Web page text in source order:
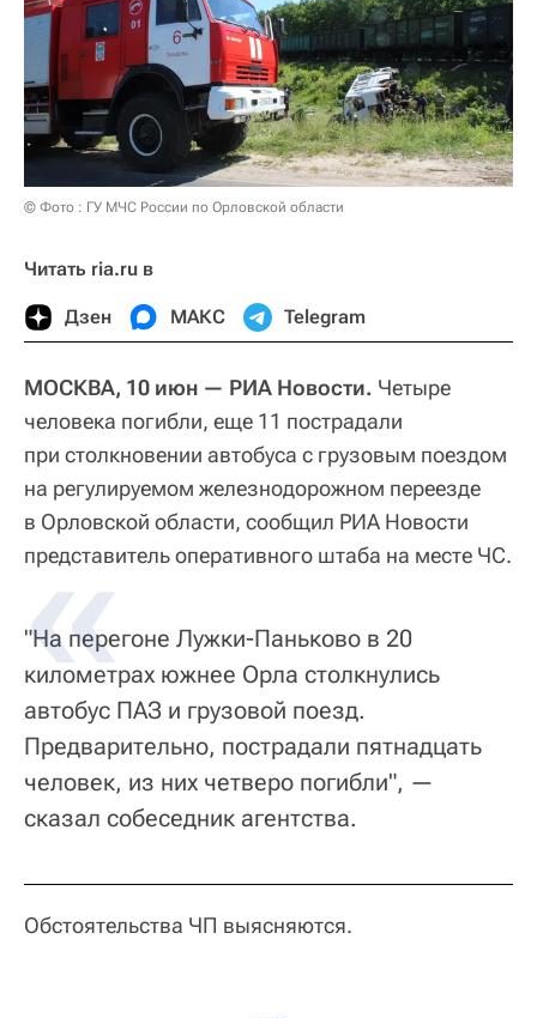
© Фото : ГУ МЧС России по Орловской области
Читать ria.ru в
Дзен МАКС Telegram
МОСКВА, 10 июн — РИА Новости. Четыре
человека погибли, еще 11 пострадали
при столкновении автобуса с грузовым поездом
на регулируемом железнодорожном переезде
в Орловской области, сообщил РИА Новости
представитель оперативного штаба на месте ЧС.
"На перегоне Лужки-Паньково в 20
километрах южнее Орла столкнулись
автобус ПАЗ и грузовой поезд.
Предварительно, пострадали пятнадцать
человек, из них четверо погибли", —
сказал собеседник агентства.
Обстоятельства ЧП выясняются.